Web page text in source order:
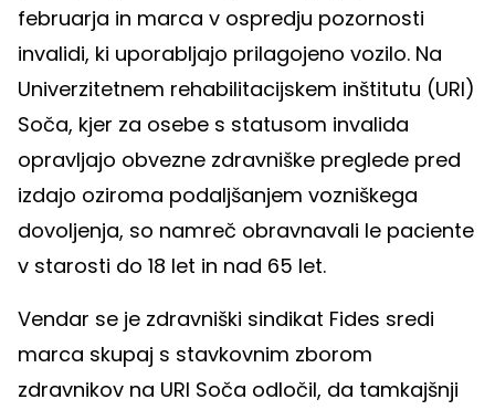
februarja in marca v ospredju pozornosti
invalidi, ki uporabljajo prilagojeno vozilo. Na
Univerzitetnem rehabilitacijskem inštitutu (URI)
Soča, kjer za osebe s statusom invalida
opravljajo obvezne zdravniške preglede pred
izdajo oziroma podaljšanjem vozniškega
dovoljenja, so namreč obravnavali le paciente
v starosti do 18 let in nad 65 let.
Vendar se je zdravniški sindikat Fides sredi
marca skupaj s stavkovnim zborom
zdravnikov na URI Soča odločil, da tamkajšnji